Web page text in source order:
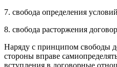
7. свобода определения
8. свобода расторжения
Наряду с принципом свободы
стороны вправе
вступления в договорные